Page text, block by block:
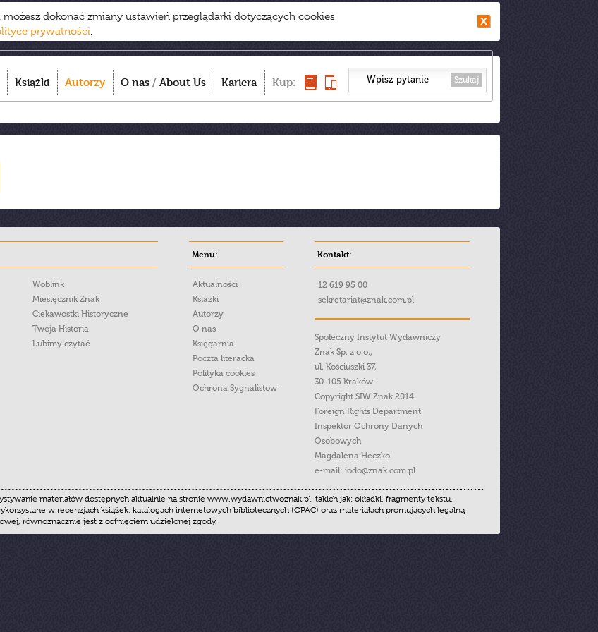
dokonać zmiany ustawień przeglądarki dotyczących cookies
prywatności.
Książki Autorzy O nas / About Us Kariera Kup: Szukaj
Woblink
Miesięcznik Znak
Ciekawostki Historyczne
Twoja Historia
Lubimy czytać
Menu:
Aktualności
Książki
Autorzy
O nas
Księgarnia
Poczta literacka
Polityka cookies
Ochrona Sygnalistow
Kontakt:
12 619 95 00
sekretariat@znak.com.pl
Społeczny Instytut Wydawniczy
Znak Sp. z o.o.,
ul. Kościuszki 37,
30-105 Kraków
Copyright SIW Znak 2014
Foreign Rights Department
Inspektor Ochrony Danych
Osobowych
Magdalena Heczko
e-mail: iodo@znak.com.pl
materiałów dostępnych aktualnie na stronie www.wydawnictwoznak.pl, takich jak: okładki, fragmenty tekstu,
w recenzjach książek, katalogach internetowych bibliotecznych (OPAC) oraz materiałach promujących legalną
równoznacznie jest z cofnięciem udzielonej zgody.